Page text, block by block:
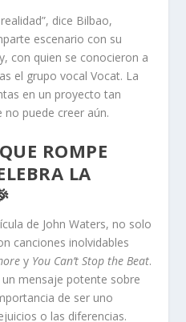
dice Bilbao,
escenario con su
con quien se conocieron a
el grupo vocal Vocat. La
en un proyecto tan
no puede creer aún.
ROMPE
LA
de John Waters, no solo
canciones inolvidables
y You Can’t Stop the Beat.
mensaje potente sobre
de ser uno
o las diferencias.